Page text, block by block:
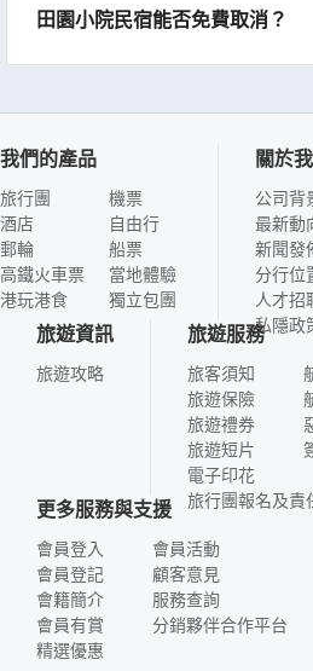
田園小院民宿能否免費取消？
我們的產品
旅行團
酒店
郵輪
高鐵火車票
港玩港食
機票
自由行
船票
當地體驗
獨立包團
關於
公司背
最新動
新聞發
分行位
人才招
私隱政
旅遊資訊
旅遊攻略
旅遊服務
旅客須知
旅遊保險
旅遊禮券
旅遊短片
電子印花
旅行團報名及責
更多服務與支援
會員登入
會員登記
會籍簡介
會員有賞
精選優惠
會員活動
顧客意見
服務查詢
分銷夥伴合作平台